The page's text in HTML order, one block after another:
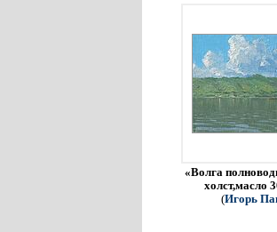
«Волга
холст,масло
(Игорь